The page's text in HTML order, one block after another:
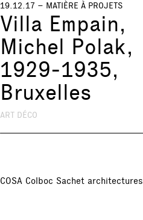
19.12.17 – MATIÈRE À PROJETS
Villa Empain,
Michel Polak,
1929-1935,
Bruxelles
ART DÉCO
COSA Colboc Sachet architectures